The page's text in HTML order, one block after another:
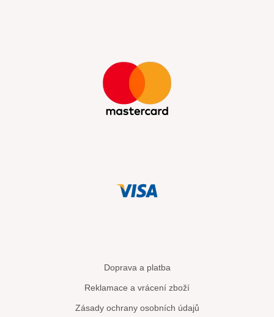
Doprava a platba
Reklamace a vrácení zboží
Zásady ochrany osobních údajů